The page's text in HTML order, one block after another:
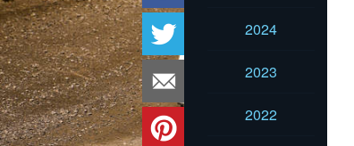
2024
2023
2022